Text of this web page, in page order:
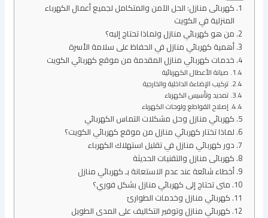
كهربائى منازل: الحل الآمن والمتكامل لجميع أعمال الكهرباء
المنزلية في الكويت
من هو كهربائي منازل ولماذا تحتاج إليه؟
أهمية كهربائي منازل في الحفاظ على سلامة الأسرة
خدمات كهربائي منازل المقدمة من موقع كهربائي الكويت
صيانة الأعطال الكهربائية
تركيب الإضاءة الداخلية والخارجية
تمديد وتأسيس الكهرباء
إصلاح القواطع ولوحات الكهرباء
كهربائي منازل وحل مشكلات التماس الكهربائي
لماذا تختار كهربائي منازل من موقع كهربائي الكويت؟
دور كهربائي منازل في تقليل استهلاك الكهرباء
كهربائى منازل والتقنيات الحديثة
أخطاء شائعة عند عدم الاستعانة بـ كهربائي منازل
متى تحتاج إلى كهربائي منازل بشكل فوري؟
كهربائي منازل وخدمات الطوارئ
كهربائي منازل وتوفير التكاليف على المدى الطويل